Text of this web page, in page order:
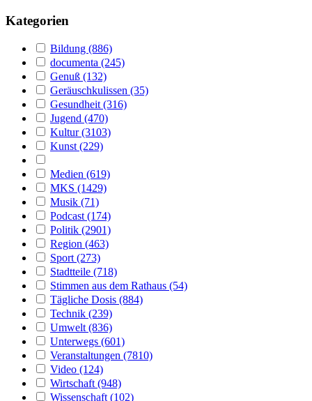
Kategorien
Bildung (886)
documenta (245)
Genuß (132)
Geräuschkulissen (35)
Gesundheit (316)
Jugend (470)
Kultur (3103)
Kunst (229)
Medien (619)
MKS (1429)
Musik (71)
Podcast (174)
Politik (2901)
Region (463)
Sport (273)
Stadtteile (718)
Stimmen aus dem Rathaus (54)
Tägliche Dosis (884)
Technik (239)
Umwelt (836)
Unterwegs (601)
Veranstaltungen (7810)
Video (124)
Wirtschaft (948)
Wissenschaft (102)